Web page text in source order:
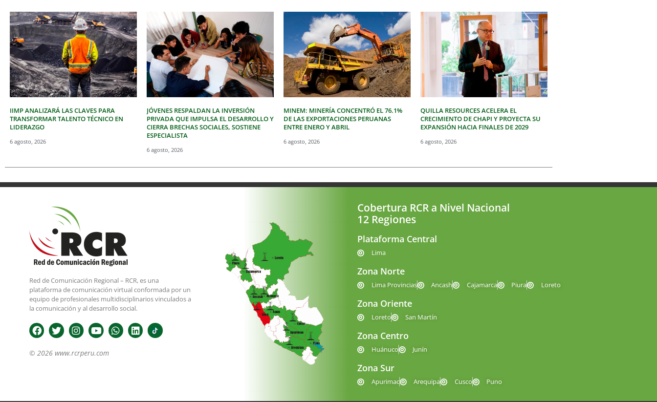
IIMP ANALIZARÁ LAS CLAVES PARA
TRANSFORMAR TALENTO TÉCNICO EN
LIDERAZGO
6 agosto, 2026
JÓVENES RESPALDAN LA INVERSIÓN
PRIVADA QUE IMPULSA EL DESARROLLO Y
CIERRA BRECHAS SOCIALES, SOSTIENE
ESPECIALISTA
6 agosto, 2026
MINEM: MINERÍA CONCENTRÓ EL 76.1%
DE LAS EXPORTACIONES PERUANAS
ENTRE ENERO Y ABRIL
6 agosto, 2026
QUILLA RESOURCES ACELERA EL
CRECIMIENTO DE CHAPI Y PROYECTA SU
EXPANSIÓN HACIA FINALES DE 2029
6 agosto, 2026
Red de Comunicación Regional – RCR, es una
plataforma de comunicación virtual conformada por un
equipo de profesionales multidisciplinarios vinculados a
la comunicación y al desarrollo social.
© 2026 www.rcrperu.com
Cobertura RCR a Nivel Nacional
12 Regiones
Plataforma Central
Lima
Zona Norte
Lima Provincias Ancash Cajamarca Piura Loreto
Zona Oriente
Loreto San Martín
Zona Centro
Huánuco Junín
Zona Sur
Apurimac Arequipa Cusco Puno